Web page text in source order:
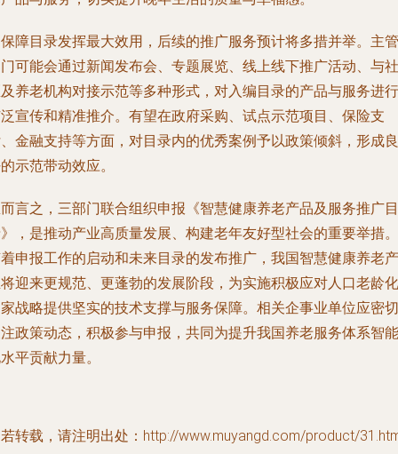
障目录发挥最大效用，后续的推广服务预计将多措并举。主管
可能会通过新闻发布会、专题展览、线上线下推广活动、与社
养老机构对接示范等多种形式，对入编目录的产品与服务进行
宣传和精准推介。有望在政府采购、试点示范项目、保险支
金融支持等方面，对目录内的优秀案例予以政策倾斜，形成良
示范带动效应。
言之，三部门联合组织申报《智慧健康养老产品及服务推广目
，是推动产业高质量发展、构建老年友好型社会的重要举措。
申报工作的启动和未来目录的发布推广，我国智慧健康养老产
迎来更规范、更蓬勃的发展阶段，为实施积极应对人口老龄化
战略提供坚实的技术支撑与服务保障。相关企事业单位应密切
政策动态，积极参与申报，共同为提升我国养老服务体系智能
平贡献力量。
转载，请注明出处：http://www.muyangd.com/product/